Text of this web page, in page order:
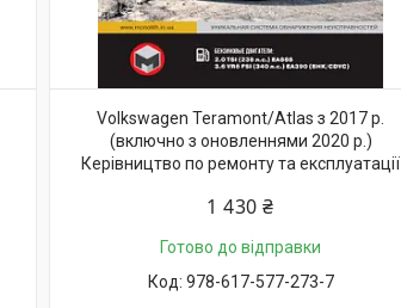
Volkswagen Teramont/Atlas з 2017 р.
(включно з оновленнями 2020 р.)
Керівництво по ремонту та експлуатації
1 430 ₴
Готово до відправки
978-617-577-273-7